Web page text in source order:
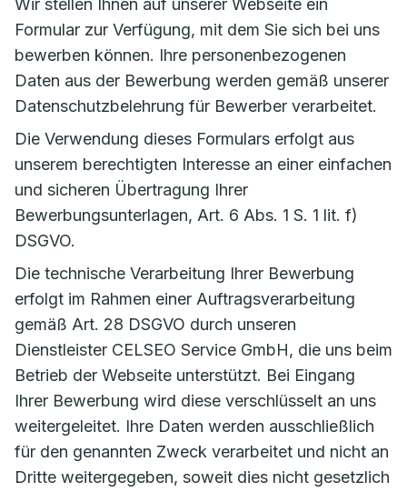
Wir stellen Ihnen auf unserer Webseite ein
Formular zur Verfügung, mit dem Sie sich bei uns
bewerben können. Ihre personenbezogenen
Daten aus der Bewerbung werden gemäß unserer
Datenschutzbelehrung für Bewerber verarbeitet.
Die Verwendung dieses Formulars erfolgt aus
unserem berechtigten Interesse an einer einfachen
und sicheren Übertragung Ihrer
Bewerbungsunterlagen, Art. 6 Abs. 1 S. 1 lit. f)
DSGVO.
Die technische Verarbeitung Ihrer Bewerbung
erfolgt im Rahmen einer Auftragsverarbeitung
gemäß Art. 28 DSGVO durch unseren
Dienstleister CELSEO Service GmbH, die uns beim
Betrieb der Webseite unterstützt. Bei Eingang
Ihrer Bewerbung wird diese verschlüsselt an uns
weitergeleitet. Ihre Daten werden ausschließlich
für den genannten Zweck verarbeitet und nicht an
Dritte weitergegeben, soweit dies nicht gesetzlich